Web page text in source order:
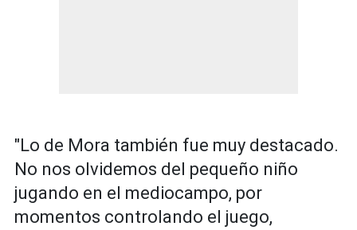
"Lo de Mora también fue muy destacado.
No nos olvidemos del pequeño niño
jugando en el mediocampo, por
momentos controlando el juego,